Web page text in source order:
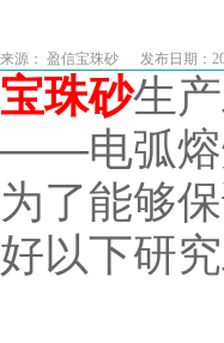
来源： 盈信宝珠砂 发布日期：
宝珠砂生
——电弧
为了能够
好以下研究